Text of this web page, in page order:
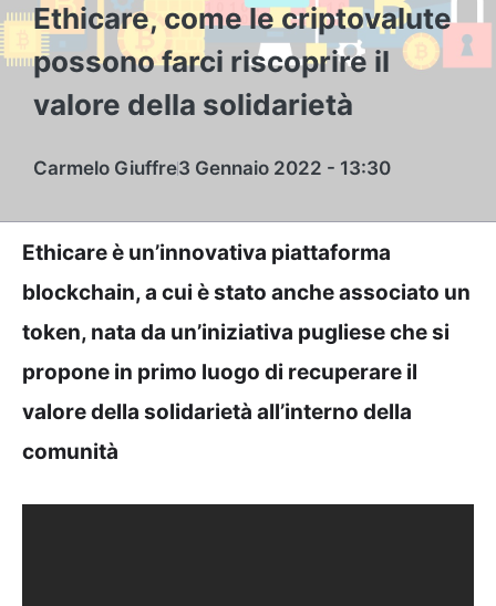
Ethicare, come le criptovalute
possono farci riscoprire il
valore della solidarietà
Carmelo Giuffre3 Gennaio 2022 - 13:30
Ethicare è un’innovativa piattaforma
blockchain, a cui è stato anche associato un
token, nata da un’iniziativa pugliese che si
propone in primo luogo di recuperare il
valore della solidarietà all’interno della
comunità